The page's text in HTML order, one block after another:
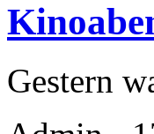
Gestern